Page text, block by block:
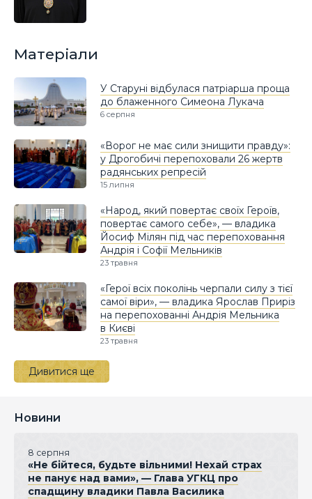
Матеріали
У Старуні відбулася патріарша проща
до блаженного Симеона Лукача
6 серпня
«Ворог не має сили знищити правду»:
у Дрогобичі перепоховали 26 жертв
радянських репресій
15 липня
«Народ, який повертає своїх Героїв,
повертає самого себе», — владика
Йосиф Мілян під час перепоховання
Андрія і Софії Мельників
23 травня
«Герої всіх поколінь черпали силу з тієї
самої віри», — владика Ярослав Приріз
на перепохованні Андрія Мельника
в Києві
23 травня
Дивитися ще
Новини
8 серпня
«Не бійтеся, будьте вільними! Нехай страх
не панує над вами», — Глава УГКЦ про
спадщину владики Павла Василика